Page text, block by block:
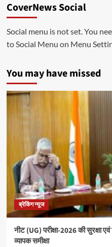
CoverNews Social
Social menu is not set. You
to Social Menu on Menu
You may have missed
ब्रेकिंग न्यूज
नीट (UG) परीक्षा-2026 की सुरक्षा
व्यापक समीक्षा